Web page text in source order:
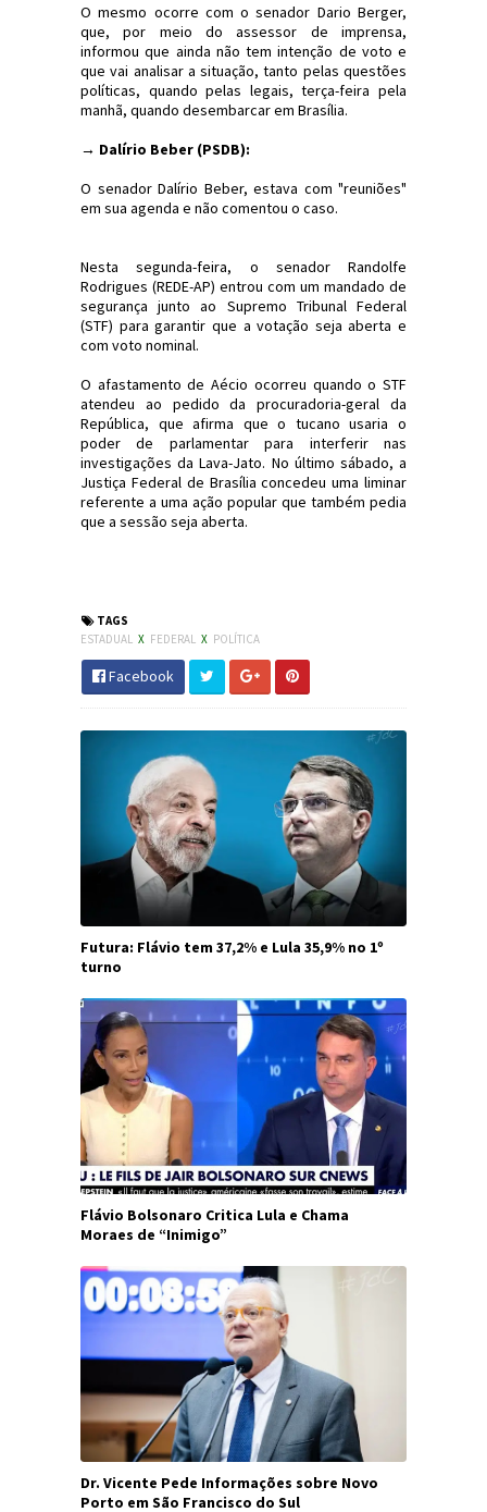
O mesmo ocorre com o senador Dario Berger,
que, por meio do assessor de imprensa,
informou que ainda não tem intenção de voto e
que vai analisar a situação, tanto pelas questões
políticas, quando pelas legais, terça-feira pela
manhã, quando desembarcar em Brasília.
→ Dalírio Beber (PSDB):
O senador Dalírio Beber, estava com "reuniões"
em sua agenda e não comentou o caso.
Nesta segunda-feira, o senador Randolfe
Rodrigues (REDE-AP) entrou com um mandado de
segurança junto ao Supremo Tribunal Federal
(STF) para garantir que a votação seja aberta e
com voto nominal.
O afastamento de Aécio ocorreu quando o STF
atendeu ao pedido da procuradoria-geral da
República, que afirma que o tucano usaria o
poder de parlamentar para interferir nas
investigações da Lava-Jato. No último sábado, a
Justiça Federal de Brasília concedeu uma liminar
referente a uma ação popular que também pedia
que a sessão seja aberta.
TAGS
ESTADUAL X FEDERAL X POLÍTICA
Facebook
Futura: Flávio tem 37,2% e Lula 35,9% no 1º
turno
Flávio Bolsonaro Critica Lula e Chama
Moraes de “Inimigo”
Dr. Vicente Pede Informações sobre Novo
Porto em São Francisco do Sul